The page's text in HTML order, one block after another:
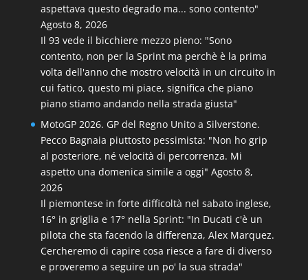
aspettava questo degrado ma... sono contento"
Agosto 8, 2026
Il 93 vede il bicchiere mezzo pieno: "Sono
contento, non per la Sprint ma perchè è la prima
volta dell'anno che mostro velocità in un circuito in
cui fatico, questo mi piace, significa che piano
piano stiamo andando nella strada giusta"
MotoGP 2026. GP del Regno Unito a Silverstone.
Pecco Bagnaia piuttosto pessimista: "Non ho grip
al posteriore, né velocità di percorrenza. Mi
aspetto una domenica simile a oggi" Agosto 8,
2026
Il piemontese in forte difficoltà nel sabato inglese,
16° in griglia e 17° nella Sprint: "In Ducati c'è un
pilota che sta facendo la differenza, Alex Marquez.
Cercheremo di capire cosa riesce a fare di diverso
e proveremo a seguire un po' la sua strada"